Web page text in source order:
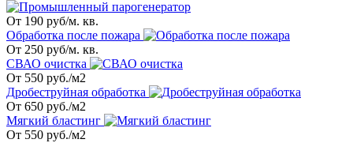
От 190 руб/м. кв.
Обработка после пожара
От 250 руб/м. кв.
СВАО очистка
От 550 руб./м2
Дробеструйная обработка
От 650 руб./м2
Мягкий бластинг
От 550 руб./м2